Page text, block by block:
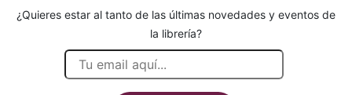
¿Quieres estar al tanto de las últimas novedades y eventos de
la librería?